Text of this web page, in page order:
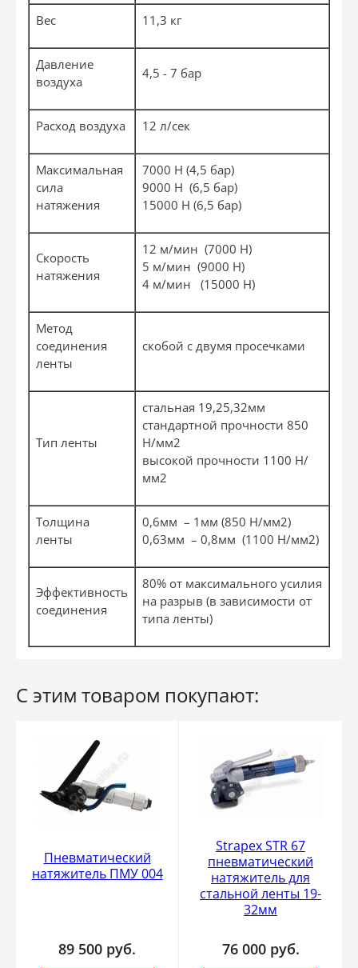
Вес 11,3 кг
Давление
воздуха
4,5 - 7 бар
Расход воздуха 12 л/сек
Максимальная
сила
натяжения
7000 Н (4,5 бар)
9000 Н (6,5 бар)
15000 Н (6,5 бар)
Скорость
натяжения
12 м/мин (7000 Н)
5 м/мин (9000 Н)
4 м/мин (15000 Н)
Метод
соединения
ленты
скобой с двумя просечками
Тип ленты
стальная 19,25,32мм
стандартной прочности 850
Н/мм2
высокой прочности 1100 Н/
мм2
Толщина
ленты
0,6мм – 1мм (850 Н/мм2)
0,63мм – 0,8мм (1100 Н/мм2)
Эффективность
соединения
80% от максимального усилия
на разрыв (в зависимости от
типа ленты)
С этим товаром покупают:
Пневматический
натяжитель ПМУ 004
89 500 руб.
Strapex STR 67
пневматический
натяжитель для
стальной ленты 19-
32мм
76 000 руб.